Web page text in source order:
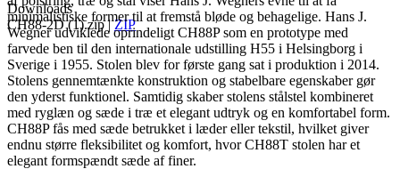
Downloads
CH88-2D (1).zip|ZIP
minimalistiske former til at fremstå bløde og behagelige. Hans J.
Wegner udviklede oprindeligt CH88P som en prototype med
farvede ben til den internationale udstilling H55 i Helsingborg i
Sverige i 1955. Stolen blev for første gang sat i produktion i 2014.
Stolens gennemtænkte konstruktion og stabelbare egenskaber gør
den yderst funktionel. Samtidig skaber stolens stålstel kombineret
med ryglæn og sæde i træ et elegant udtryk og en komfortabel form.
CH88P fås med sæde betrukket i læder eller tekstil, hvilket giver
endnu større fleksibilitet og komfort, hvor CH88T stolen har et
elegant formspændt sæde af finer.